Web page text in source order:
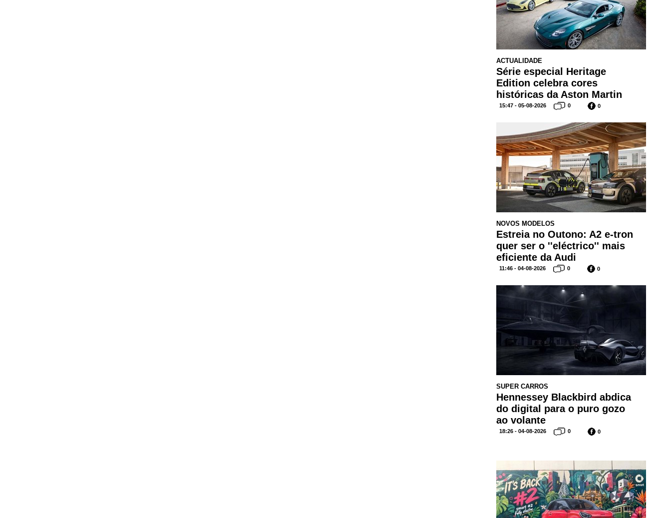
ACTUALIDADE
Série especial Heritage
Edition celebra cores
históricas da Aston Martin
15:47 - 05-08-2026 0 0
NOVOS MODELOS
Estreia no Outono: A2 e-tron
quer ser o ''eléctrico'' mais
eficiente da Audi
11:46 - 04-08-2026 0 0
SUPER CARROS
Hennessey Blackbird abdica
do digital para o puro gozo
ao volante
18:26 - 04-08-2026 0 0